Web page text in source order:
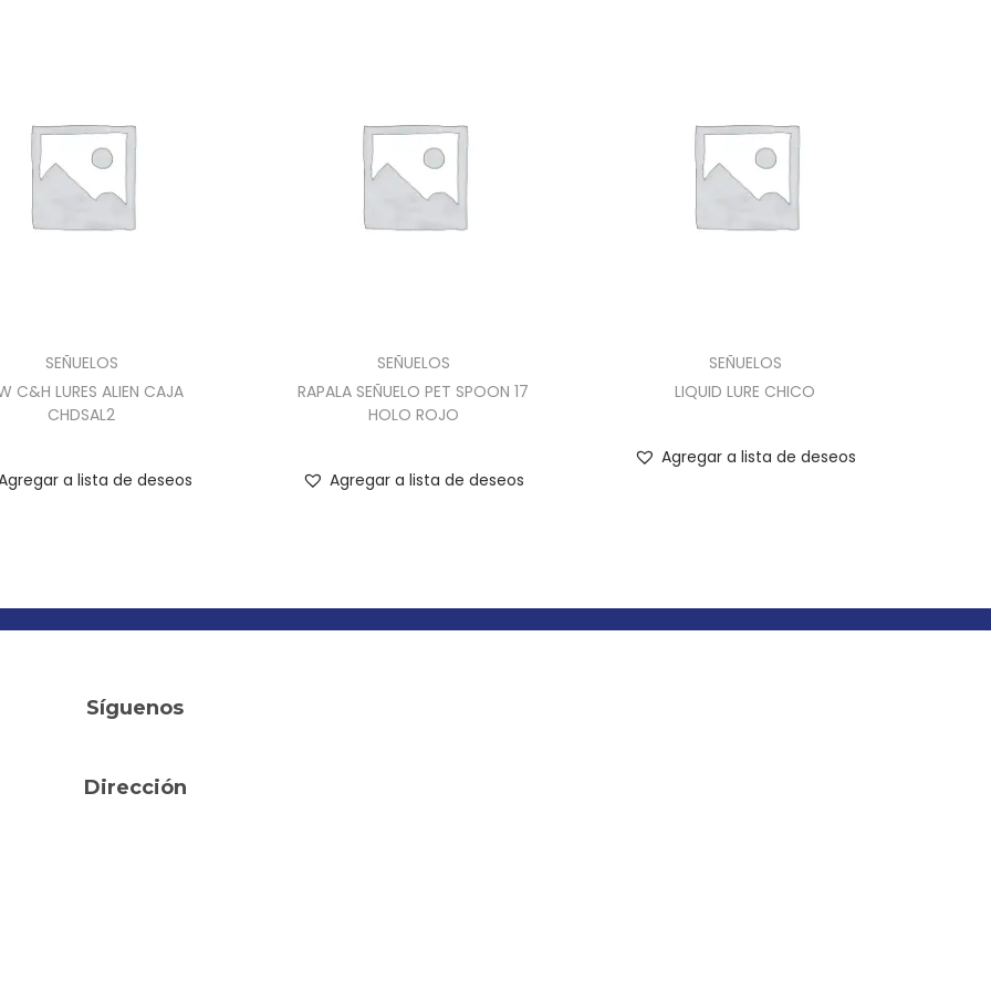
SEÑUELOS
C&H LURES ALIEN CAJA
CHDSAL2
a lista de deseos
SEÑUELOS
RAPALA SEÑUELO PET SPOON 17
HOLO ROJO
Agregar a lista de deseos
SEÑUELOS
LIQUID LURE CHICO
Agregar a lista de deseos
Síguenos
Dirección